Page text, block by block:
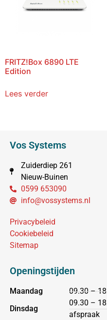
FRITZ!Box 6890 LTE
Edition
Lees verder
Vos Systems
Zuiderdiep 261
Nieuw-Buinen
0599 653090
info@vossystems.nl
Privacybeleid
Cookiebeleid
Sitemap
Openingstijden
Maandag
Dinsdag
09.30 –
09.30 –
afspraak